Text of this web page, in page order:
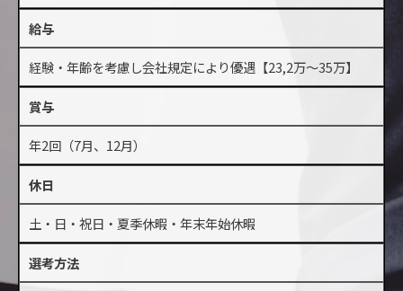
給与
経験・年齢を考慮し会社規定により優遇【23,2万～35万】
賞与
年2回（7月、12月）
休日
土・日・祝日・夏季休暇・年末年始休暇
選考方法